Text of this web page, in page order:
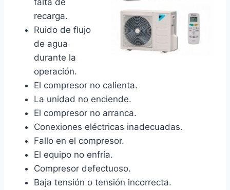
recarga.
Ruido de flujo
de agua
durante la
operación.
El compresor no calienta.
La unidad no enciende.
El compresor no arranca.
Conexiones eléctricas inadecuadas.
Fallo en el compresor.
El equipo no enfría.
Compresor defectuoso.
Baja tensión o tensión incorrecta.